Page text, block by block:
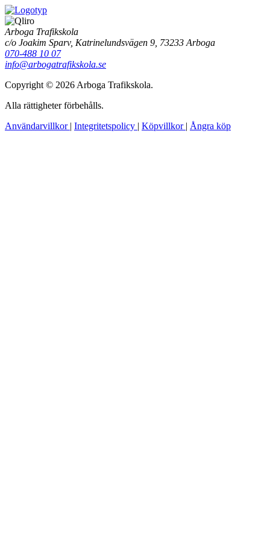
Arboga Trafikskola
c/o Joakim Sparv, Katrinelundsvägen 9, 73233 Arboga
070-488 10 07
info@arbogatrafikskola.se
Copyright © 2026 Arboga Trafikskola.
Alla rättigheter förbehålls.
Användarvillkor | Integritetspolicy | Köpvillkor | Ångra köp